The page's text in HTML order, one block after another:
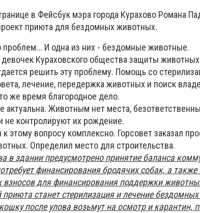
в Фейсбук мэра города Курахово Романа
приюта для бездомных животных.
проблем... И одна из них - бездомные животные.
девочек Кураховского общества защиты
решить эту проблему. Помощь со
лечение, передержка животных и поиск
же время благородное дело.
актуальна. Животным нет места,
не контролируют их рождение.
этому вопросу комплексно. Горсовет заказал
Определил место для строительства.
в здании предусмотрено принятие баланса
финансирования бродячих собак, а
взносов для финансирования поддержки
приюта станет стерилизация и лечение
после улова возьмут на осмотр и карантин,